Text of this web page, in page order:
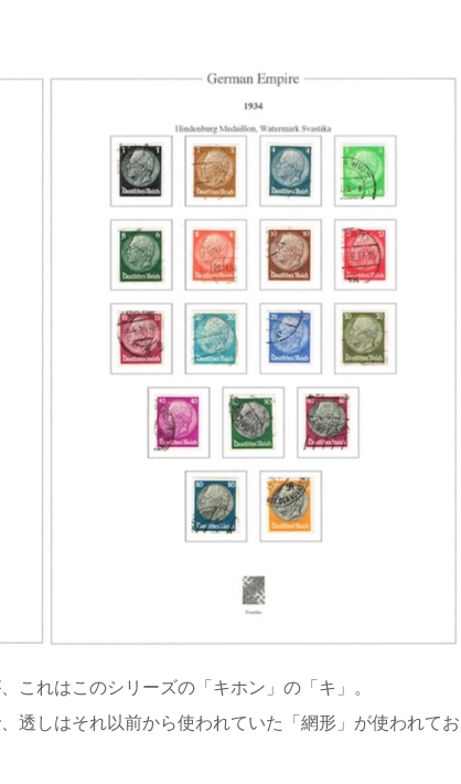
れはこのシリーズの「キホン」の「キ」。
透しはそれ以前から使われていた「網形」が使われてお